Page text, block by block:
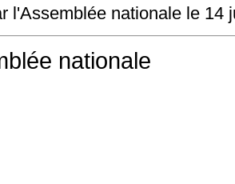
l'Assemblée nationale le 14
nationale